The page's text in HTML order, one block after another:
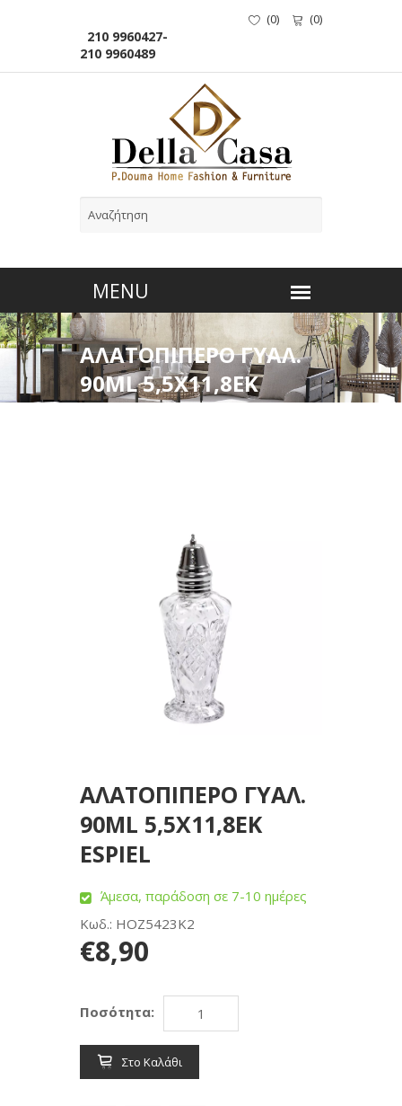
210 9960427-
210 9960489
(0) (0)
ΑΛΑΤΟΠΙΠΕΡΟ ΓΥΑΛ.
90ML 5,5Χ11,8ΕΚ
ΑΛΑΤΟΠΙΠΕΡΟ ΓΥΑΛ.
90ML 5,5Χ11,8ΕΚ
ESPIEL
Άμεσα, παράδοση σε 7-10 ημέρες
Κωδ.: HOZ5423K2
€8,90
Ποσότητα:
Στο Καλάθι